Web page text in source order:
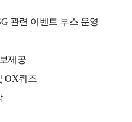
관련 이벤트 부스 운영
제공
OX퀴즈